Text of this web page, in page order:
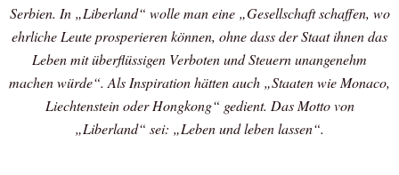
Serbien. In „Liberland“ wolle man eine „Gesellschaft schaffen, wo
ehrliche Leute prosperieren können, ohne dass der Staat ihnen das
Leben mit überflüssigen Verboten und Steuern unangenehm
machen würde“. Als Inspiration hätten auch „Staaten wie Monaco,
Liechtenstein oder Hongkong“ gedient. Das Motto von
„Liberland“ sei: „Leben und leben lassen“.